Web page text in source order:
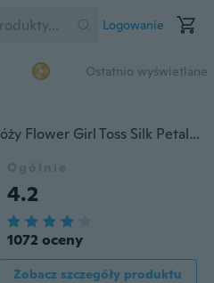
Logowanie
Ostatnio wyświetlane
600 sztuk Sztuczne płatki róży Flower Girl Toss Silk Petal Sztuczne płatki na konfetti weselne Dekoracje na imprezy
Ogólnie
4.2
1072 oceny
Zobacz szczegóły produktu